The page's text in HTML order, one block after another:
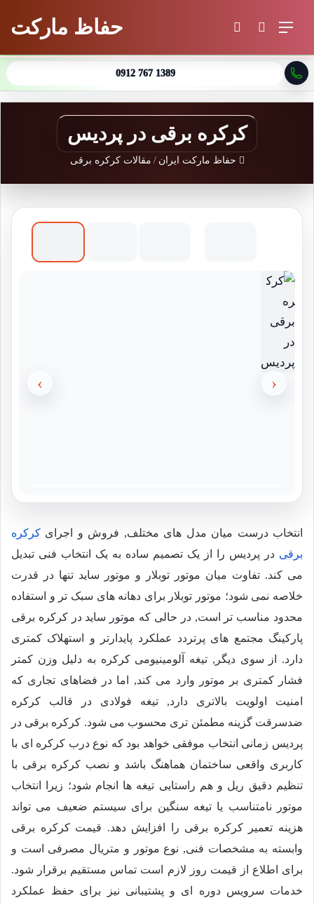
منو جستجو برای حفاظ مارکت
0912 767 1389
کرکره برقی در پردیس
حفاظ مارکت ایران / مقالات کرکره برقی
‹
›
انتخاب درست میان مدل های مختلف, فروش و اجرای کرکره
برقی در پردیس را از یک تصمیم ساده به یک انتخاب فنی تبدیل
می کند. تفاوت میان موتور توبلار و موتور ساید تنها در قدرت
خلاصه نمی شود؛ موتور توبلار برای دهانه های سبک تر و استفاده
محدود مناسب تر است, در حالی که موتور ساید در کرکره برقی
پارکینگ مجتمع های پرتردد عملکرد پایدارتر و استهلاک کمتری
دارد. از سوی دیگر, تیغه آلومینیومی کرکره به دلیل وزن کمتر
فشار کمتری بر موتور وارد می کند, اما در فضاهای تجاری که
امنیت اولویت بالاتری دارد, تیغه فولادی در قالب کرکره
ضدسرقت گزینه مطمئن تری محسوب می شود. کرکره برقی در
پردیس زمانی انتخاب موفقی خواهد بود که نوع درب کرکره ای با
کاربری واقعی ساختمان هماهنگ باشد و نصب کرکره برقی با
تنظیم دقیق ریل و هم راستایی تیغه ها انجام شود؛ زیرا انتخاب
موتور نامتناسب یا تیغه سنگین برای سیستم ضعیف می تواند
هزینه تعمیر کرکره برقی را افزایش دهد. قیمت کرکره برقی
وابسته به مشخصات فنی, نوع موتور و متریال مصرفی است و
برای اطلاع از قیمت روز لازم است تماس مستقیم برقرار شود.
خدمات سرویس دوره ای و پشتیبانی نیز برای حفظ عملکرد